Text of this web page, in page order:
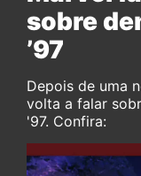
sobre
’97
Depois de uma
volta a falar
'97. Confira: